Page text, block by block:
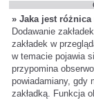
» Jaka jest
Dodawanie
zakładek w
w temacie pojawia
przypomina
powiadamiany, gdy
zakładką. Funkcja